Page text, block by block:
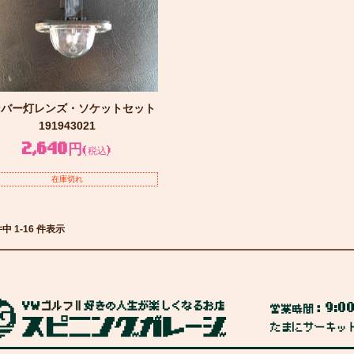
ー灯レンズ・ソケットセット
191943021
2,640円(税込)
在庫切れ
中 1-16 件表示
営業時間： 9:00
たまにサーキッ